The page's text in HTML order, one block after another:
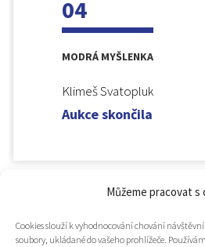
Můžeme pracovat s
Cookies slouží k vyhodnocování chování
soubory, ukládané do vašeho prohlížeče.
04
MODRÁ MYŠLENKA
Klimeš Svatopluk
Aukce skončila